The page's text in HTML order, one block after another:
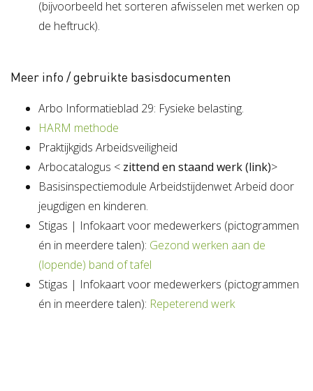
(bijvoorbeeld het sorteren afwisselen met werken op
de heftruck).
Meer info / gebruikte basisdocumenten
Arbo Informatieblad 29: Fysieke belasting.
HARM methode
Praktijkgids Arbeidsveiligheid
Arbocatalogus < zittend en staand werk (link)>
Basisinspectiemodule Arbeidstijdenwet Arbeid door
jeugdigen en kinderen.
Stigas | Infokaart voor medewerkers (pictogrammen
én in meerdere talen): Gezond werken aan de
(lopende) band of tafel
Stigas | Infokaart voor medewerkers (pictogrammen
én in meerdere talen): Repeterend werk